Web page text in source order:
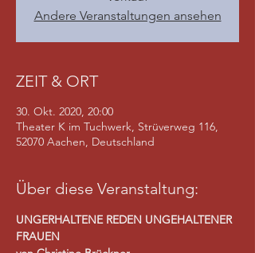
Andere Veranstaltungen ansehen
ZEIT & ORT
30. Okt. 2020, 20:00
Theater K im Tuchwerk, Strüverweg 116,
52070 Aachen, Deutschland
Über diese Veranstaltung:
UNGERHALTENE REDEN UNGEHALTENER
FRAUEN